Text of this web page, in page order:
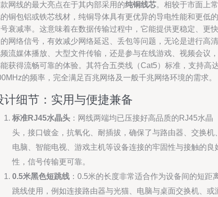
网线的最大亮点在于其内部采用的纯铜线芯。相较于市面上常
铜包铝或铁芯线材，纯铜导体具有更优异的导电性能和更低的
衰减率。这意味着在数据传输过程中，它能提供更稳定、更快
网络信号，有效减少网络延迟、丢包等问题，无论是进行高清
流媒体播放、大型文件传输，还是参与在线游戏、视频会议，
获得流畅可靠的体验。其符合五类线（Cat5）标准，支持高
的频率，完全满足百兆网络及一般千兆网络环境的需求。
计细节：实用与便捷兼备
标准RJ45水晶头 ：网线两端均已压接好高品质的RJ45水晶
头，接口镀金，抗氧化、耐插拔，确保了与路由器、交换机
电脑、智能电视、游戏主机等设备连接的牢固性与接触的良
性，信号传输更可靠。
0.5米黑色短跳线 ：0.5米的长度非常适合作为设备间的短距
跳线使用，例如连接路由器与光猫、电脑与桌面交换机、或